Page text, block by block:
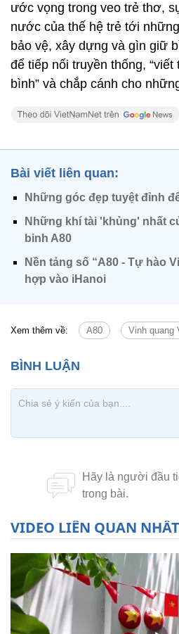
ước vọng trong veo trẻ thơ,
nước của thế hệ trẻ tới
bảo vệ, xây dựng và gìn giữ
để tiếp nối truyền thống,
bình” và chắp cánh cho
Bài viết liên quan:
Những góc đẹp tuyệt đỉnh
Những khí tài 'khủng' nhất
binh A80
Nền tảng số “A80 - Tự hào
hợp vào iHanoi
Xem thêm về: A80 Vinh quang
VIDEO LIÊN QUAN NHẤT